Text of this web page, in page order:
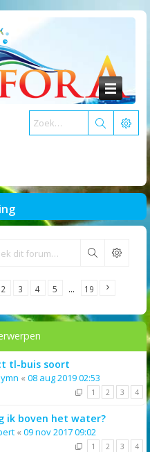
Zoek
2 3 4 5 … 19
tl-buis soort
« 08 aug 2019 02:53
1 2 3 4
ik boven het water?
« 09 nov 2017 09:02
1 2 3 4